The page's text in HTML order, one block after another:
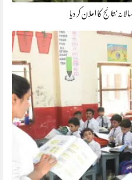
نتائج کا اعلان کر دیا